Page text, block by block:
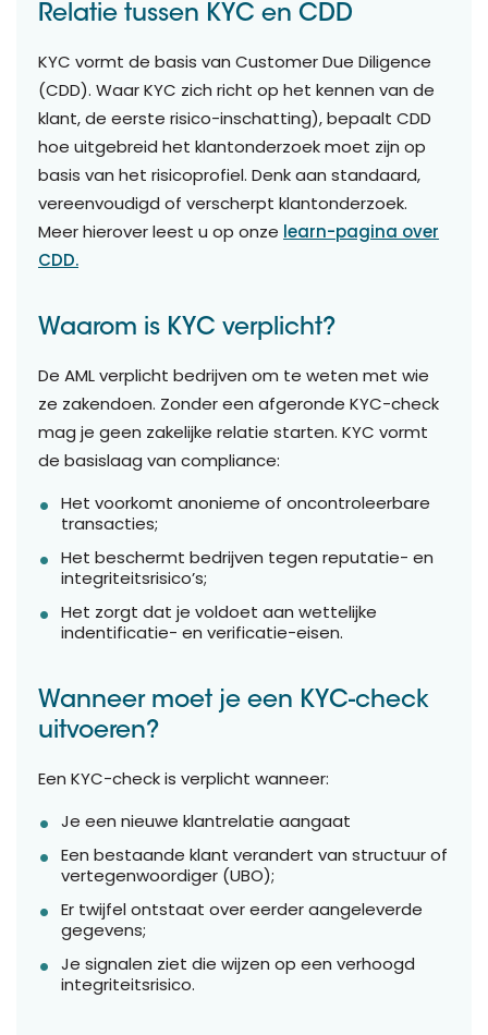
Relatie tussen KYC en CDD
KYC vormt de basis van Customer Due Diligence
(CDD). Waar KYC zich richt op het kennen van de
klant, de eerste risico-inschatting), bepaalt CDD
hoe uitgebreid het klantonderzoek moet zijn op
basis van het risicoprofiel. Denk aan standaard,
vereenvoudigd of verscherpt klantonderzoek.
Meer hierover leest u op onze learn-pagina over
CDD.
Waarom is KYC verplicht?
De AML verplicht bedrijven om te weten met wie
ze zakendoen. Zonder een afgeronde KYC-check
mag je geen zakelijke relatie starten. KYC vormt
de basislaag van compliance:
Het voorkomt anonieme of oncontroleerbare
transacties;
Het beschermt bedrijven tegen reputatie- en
integriteitsrisico’s;
Het zorgt dat je voldoet aan wettelijke
indentificatie- en verificatie-eisen.
Wanneer moet je een KYC-check
uitvoeren?
Een KYC-check is verplicht wanneer:
Je een nieuwe klantrelatie aangaat
Een bestaande klant verandert van structuur of
vertegenwoordiger (UBO);
Er twijfel ontstaat over eerder aangeleverde
gegevens;
Je signalen ziet die wijzen op een verhoogd
integriteitsrisico.